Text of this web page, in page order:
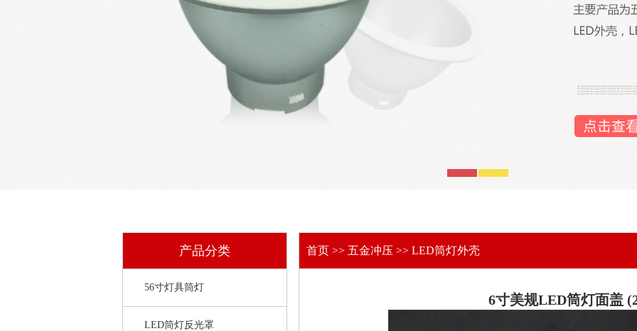
产品分类
56寸灯具筒灯
LED筒灯反光罩
首页 >> 五金冲压 >> LED筒灯外壳
6寸美规LED筒灯面盖